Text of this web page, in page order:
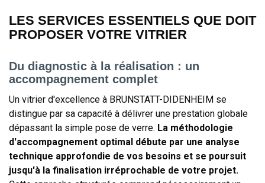
LES SERVICES ESSENTIELS QUE DOIT
PROPOSER VOTRE VITRIER
Du diagnostic à la réalisation : un
accompagnement complet
Un vitrier d'excellence à BRUNSTATT-DIDENHEIM se
distingue par sa capacité à délivrer une prestation globale
dépassant la simple pose de verre. La méthodologie
d'accompagnement optimal débute par une analyse
technique approfondie de vos besoins et se poursuit
jusqu'à la finalisation irréprochable de votre projet.